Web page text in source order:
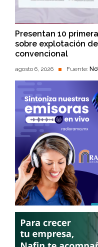
Presentan 10
sobre explotación
convencional
agosto 6, 2026 Fuente: